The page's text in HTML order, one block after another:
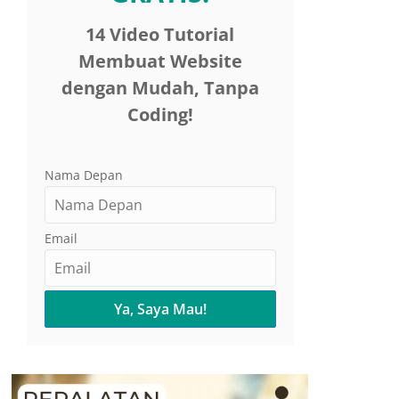
14 Video Tutorial
Membuat Website
dengan Mudah, Tanpa
Coding!
Nama Depan
Email